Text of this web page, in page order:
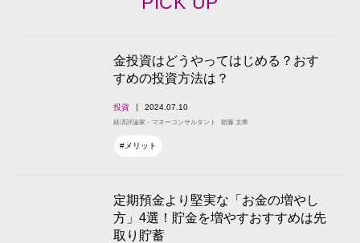
金投資はどうやってはじめる？おす
すめの投資方法は？
投資 2024.07.10
経済評論家・マネーコンサルタント 頼藤 太希
#メリット
定期預金より堅実な「お金の増やし
方」4選！貯金を増やすおすすめは先
取り貯蓄